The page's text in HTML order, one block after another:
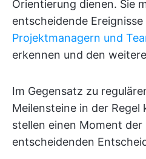
Orientierung dienen. Sie
entscheidende
Projektmanagern und
erkennen und den
Im Gegensatz zu
Meilensteine in der Regel
stellen einen Moment
entscheidenden